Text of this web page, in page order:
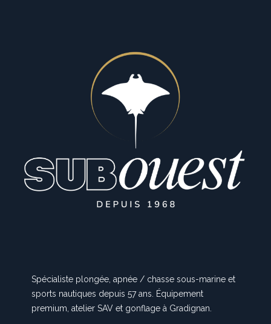
Spécialiste plongée, apnée / chasse sous-marine et
sports nautiques depuis 57 ans. Équipement
premium, atelier SAV et gonflage à Gradignan.